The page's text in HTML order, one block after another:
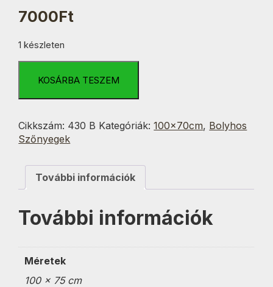
7000Ft
1 készleten
100x75cm
mennyiség
KOSÁRBA TESZEM
Cikkszám: 430 B Kategóriák:100x70cm, Bolyhos
Szőnyegek
További információk
További információk
Méretek
100 × 75 cm